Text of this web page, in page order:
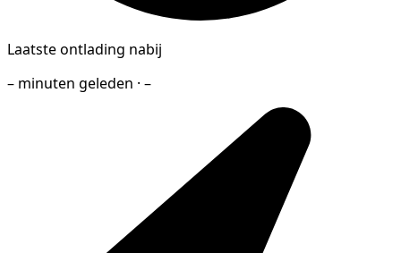
Laatste ontlading nabij
– minuten geleden · –